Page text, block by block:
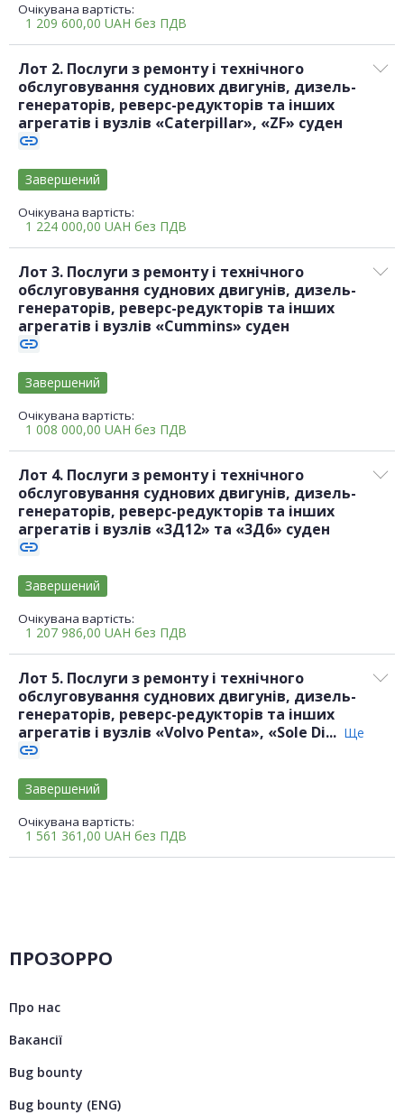
Очікувана вартість:
1 209 600,00 UAH без ПДВ
Лот 2. Послуги з ремонту і технічного
обслуговування суднових двигунів, дизель-
генераторів, реверс-редукторів та інших
агрегатів і вузлів «Caterpillar», «ZF» суден
link
Очікувана вартість:
1 224 000,00 UAH без ПДВ
Завершений
Лот 3. Послуги з ремонту і технічного
обслуговування суднових двигунів, дизель-
генераторів, реверс-редукторів та інших
агрегатів і вузлів «Cummins» суден
link
Очікувана вартість:
1 008 000,00 UAH без ПДВ
Завершений
Лот 4. Послуги з ремонту і технічного
обслуговування суднових двигунів, дизель-
генераторів, реверс-редукторів та інших
агрегатів і вузлів «3Д12» та «3Д6» суден
link
Очікувана вартість:
1 207 986,00 UAH без ПДВ
Завершений
Лот 5. Послуги з ремонту і технічного
обслуговування суднових двигунів, дизель-
генераторів, реверс-редукторів та інших
агрегатів і вузлів «Volvo Penta», «Sole Di... Ще
link
Очікувана вартість:
1 561 361,00 UAH без ПДВ
Завершений
ПРОЗОРРО
Про нас
Вакансії
Bug bounty
Bug bounty (ENG)